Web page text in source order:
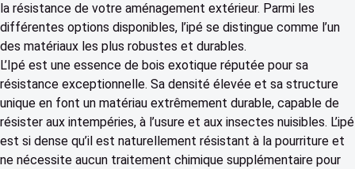
la résistance de votre aménagement extérieur. Parmi les
différentes options disponibles, l’ipé se distingue comme l’un
des matériaux les plus robustes et durables.
L’Ipé est une essence de bois exotique réputée pour sa
résistance exceptionnelle. Sa densité élevée et sa structure
unique en font un matériau extrêmement durable, capable de
résister aux intempéries, à l’usure et aux insectes nuisibles. L’ipé
est si dense qu’il est naturellement résistant à la pourriture et
ne nécessite aucun traitement chimique supplémentaire pour